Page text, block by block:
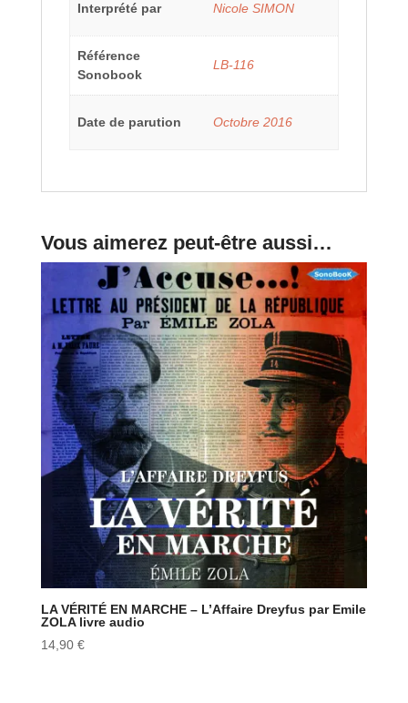
Interprété par Nicole SIMON
Référence
Sonobook
LB-116
Date de parution Octobre 2016
Vous aimerez peut-être aussi…
LA VÉRITÉ EN MARCHE – L’Affaire Dreyfus par Emile
ZOLA livre audio
14,90 €